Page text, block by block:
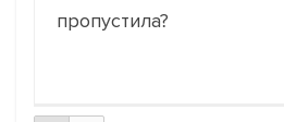
пропустила?